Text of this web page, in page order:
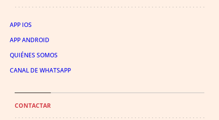
APP IOS
APP ANDROID
QUIÉNES SOMOS
CANAL DE WHATSAPP
CONTACTAR